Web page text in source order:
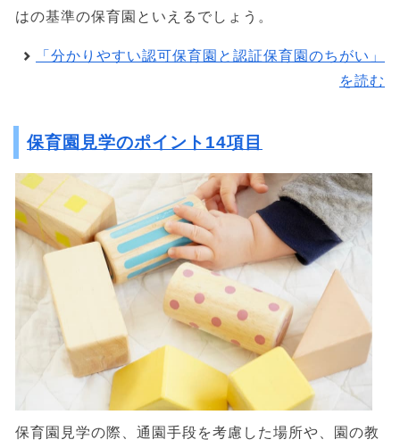
はの基準の保育園といえるでしょう。
「分かりやすい認可保育園と認証保育園のちがい」
を読む
保育園見学のポイント14項目
保育園見学の際、通園手段を考慮した場所や、園の教